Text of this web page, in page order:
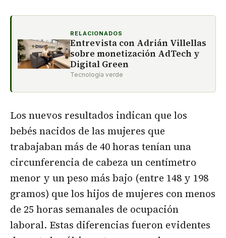
RELACIONADOS
Entrevista con Adrián Villellas
sobre monetización AdTech y
Digital Green
Tecnología verde
Los nuevos resultados indican que los
bebés nacidos de las mujeres que
trabajaban más de 40 horas tenían una
circunferencia de cabeza un centímetro
menor y un peso más bajo (entre 148 y 198
gramos) que los hijos de mujeres con menos
de 25 horas semanales de ocupación
laboral. Estas diferencias fueron evidentes